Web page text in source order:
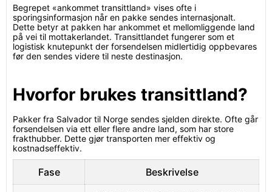
Begrepet «ankommet transittland» vises ofte i
sporingsinformasjon når en pakke sendes internasjonalt.
Dette betyr at pakken har ankommet et mellomliggende land
på vei til mottakerlandet. Transittlandet fungerer som et
logistisk knutepunkt der forsendelsen midlertidig oppbevares
før den sendes videre til neste destinasjon.
Hvorfor brukes transittland?
Pakker fra Salvador til Norge sendes sjelden direkte. Ofte går
forsendelsen via ett eller flere andre land, som har store
frakthubber. Dette gjør transporten mer effektiv og
kostnadseffektiv.
Fase Beskrivelse